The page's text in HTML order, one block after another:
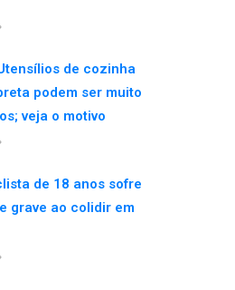
de cozinha
podem ser muito
veja o motivo
de 18 anos sofre
grave ao colidir em